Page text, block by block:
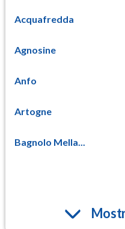
Acquafredda
Agnosine
Anfo
Artogne
Bagnolo Mella...